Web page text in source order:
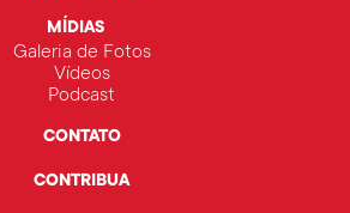
MÍDIAS
Galeria de Fotos
Vídeos
Podcast
CONTATO
CONTRIBUA